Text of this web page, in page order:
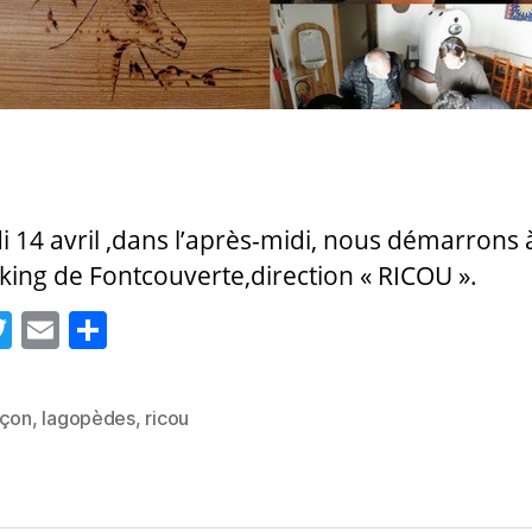
14 avril ,dans l’après-midi, nous démarrons
de Fontcouverte,direction « RICOU ».
T
itt
er
E
ai
l
rt
er
, lagopèdes, ricou